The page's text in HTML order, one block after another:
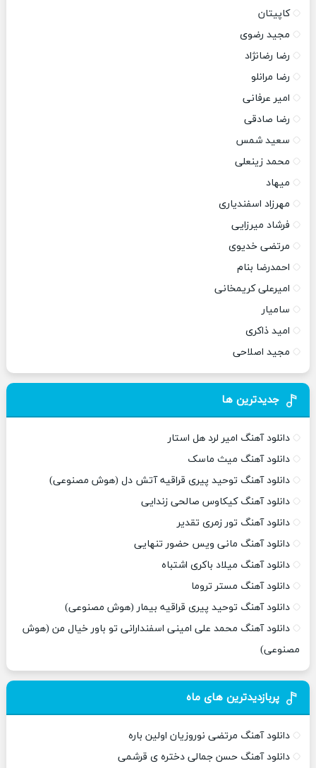
کاپیتان
مجید رضوی
رضا رضانژاد
رضا مرانلو
امیر عرفانی
رضا صادقی
سعید شمس
محمد زینعلی
میهاد
مهرزاد اسفندیاری
فرشاد میرزایی
مرتضی خدیوی
احمدرضا بنام
امیرعلی کریمخانی
سامیار
امید ذاکری
مجید اصلاحی
جدیدترین ها
دانلود آهنگ امیر لرد هل استار
دانلود آهنگ میث ماسک
دانلود آهنگ توحید پیری قراقیه آتش دل (هوش مصنوعی)
دانلود آهنگ کیکاوس صالحی زندایی
دانلود آهنگ تور زمری تقدیر
دانلود آهنگ مانی ویس حضور تنهایی
دانلود آهنگ میلاد باکری اشتباه
دانلود آهنگ مستر تروما
دانلود آهنگ توحید پیری قراقیه بیمار (هوش مصنوعی)
دانلود آهنگ محمد علی امینی اسفندارانی تو باور خیال من (هوش
مصنوعی)
پربازدیدترین های ماه
دانلود آهنگ مرتضی نوروزیان اولین باره
دانلود آهنگ حسن جمالی دختره ی قرشمی